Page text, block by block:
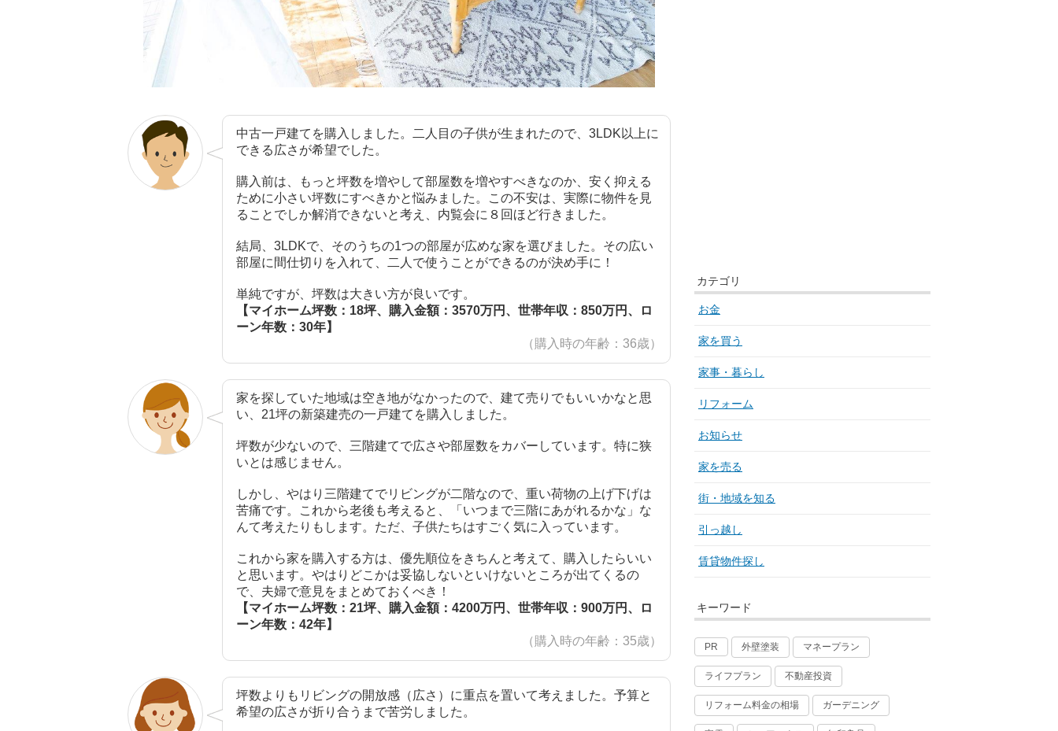
中古一戸建てを購入しました。二人目の子供が生まれたので、3LDK以上に
できる広さが希望でした。
購入前は、もっと坪数を増やして部屋数を増やすべきなのか、安く抑える
ために小さい坪数にすべきかと悩みました。この不安は、実際に物件を見
ることでしか解消できないと考え、内覧会に８回ほど行きました。
結局、3LDKで、そのうちの1つの部屋が広めな家を選びました。その広い
部屋に間仕切りを入れて、二人で使うことができるのが決め手に！
単純ですが、坪数は大きい方が良いです。
【マイホーム坪数：18坪、購入金額：3570万円、世帯年収：850万円、ロ
ーン年数：30年】
（購入時の年齢：36歳）
家を探していた地域は空き地がなかったので、建て売りでもいいかなと思
い、21坪の新築建売の一戸建てを購入しました。
坪数が少ないので、三階建てで広さや部屋数をカバーしています。特に狭
いとは感じません。
しかし、やはり三階建てでリビングが二階なので、重い荷物の上げ下げは
苦痛です。これから老後も考えると、「いつまで三階にあがれるかな」な
んて考えたりもします。ただ、子供たちはすごく気に入っています。
これから家を購入する方は、優先順位をきちんと考えて、購入したらいい
と思います。やはりどこかは妥協しないといけないところが出てくるの
で、夫婦で意見をまとめておくべき！
【マイホーム坪数：21坪、購入金額：4200万円、世帯年収：900万円、ロ
ーン年数：42年】
（購入時の年齢：35歳）
坪数よりもリビングの開放感（広さ）に重点を置いて考えました。予算と
希望の広さが折り合うまで苦労しました。
カテゴリ
お金
家を買う
家事・暮らし
リフォーム
お知らせ
家を売る
街・地域を知る
引っ越し
賃貸物件探し
キーワード
PR 外壁塗装 マネープラン
ライフプラン 不動産投資
リフォーム料金の相場 ガーデニング